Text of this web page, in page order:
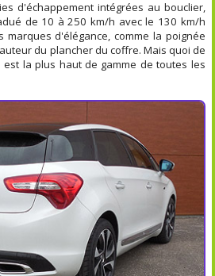
d'échappement intégrées au bouclier,
de 10 à 250 km/h avec le 130 km/h
d'élégance, comme la poignée
du plancher du coffre. Mais quoi de
la plus haut de gamme de toutes les